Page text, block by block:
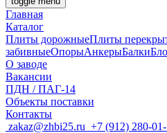
Главная
Каталог
Плиты дорожныеПлиты
забивныеОпорыАнкерыБалки
О заводе
Вакансии
ПДН / ПАГ-14
Объекты поставки
Контакты
zakaz@zhbi25.ru +7 (912) 280-